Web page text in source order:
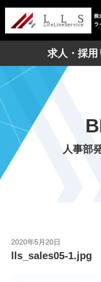
株
ラ
求人・採用
人事部
2020年5月20日
lls_sales05-1.jpg